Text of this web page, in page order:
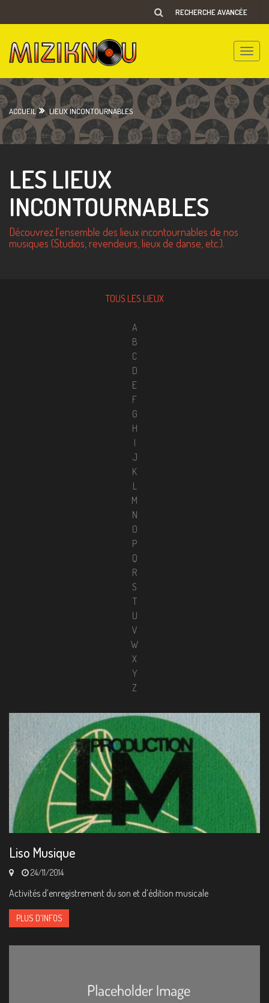
RECHERCHE AVANCÉE
Toggle
ACCUEIL LIEUX INCONTOURNABLES
LES LIEUX
INCONTOURNABLES
Découvrez l'ensemble des lieux incontournables de nos
musiques (Studios, revendeurs, lieux de danse, etc.).
TOUS LES LIEUX
A
B
C
D
E
F
G
H
I
J
K
L
M
N
O
P
Q
R
S
T
U
V
W
X
Y
Z
Liso Musique
24/11/2014
Activités d’enregistrement du son et d’édition musicale
PLUS D'INFOS